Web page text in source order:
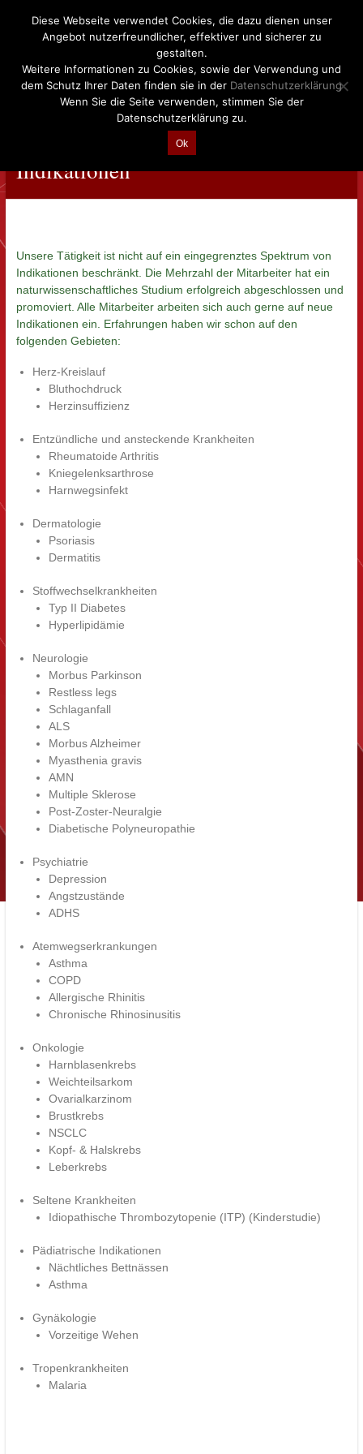
content
Origio
Clinical
Monitoring
Clinical
GmbH
Indikationen
Unsere Tätigkeit ist nicht auf ein eingegrenztes Spektrum von
Indikationen beschränkt. Die Mehrzahl der Mitarbeiter hat ein
naturwissenschaftliches Studium erfolgreich abgeschlossen und
promoviert. Alle Mitarbeiter arbeiten sich auch gerne auf neue
Indikationen ein. Erfahrungen haben wir schon auf den
folgenden Gebieten:
Herz-Kreislauf
Bluthochdruck
Herzinsuffizienz
Entzündliche und ansteckende Krankheiten
Rheumatoide Arthritis
Kniegelenksarthrose
Harnwegsinfekt
Dermatologie
Psoriasis
Dermatitis
Stoffwechselkrankheiten
Typ II Diabetes
Hyperlipidämie
Neurologie
Morbus Parkinson
Restless legs
Schlaganfall
ALS
Morbus Alzheimer
Myasthenia gravis
AMN
Multiple Sklerose
Post-Zoster-Neuralgie
Diabetische Polyneuropathie
Psychiatrie
Depression
Angstzustände
ADHS
Atemwegserkrankungen
Asthma
COPD
Allergische Rhinitis
Chronische Rhinosinusitis
Onkologie
Harnblasenkrebs
Weichteilsarkom
Ovarialkarzinom
Brustkrebs
NSCLC
Kopf- & Halskrebs
Leberkrebs
Seltene Krankheiten
Idiopathische Thrombozytopenie (ITP) (Kinderstudie)
Pädiatrische Indikationen
Nächtliches Bettnässen
Asthma
Gynäkologie
Vorzeitige Wehen
Tropenkrankheiten
Malaria
Diese Webseite verwendet Cookies, die dazu dienen unser
Angebot nutzerfreundlicher, effektiver und sicherer zu
gestalten.
Weitere Informationen zu Cookies, sowie der Verwendung und
dem Schutz Ihrer Daten finden sie in der Datenschutzerklärung
Wenn Sie die Seite verwenden, stimmen Sie der
Datenschutzerklärung zu.
Ok